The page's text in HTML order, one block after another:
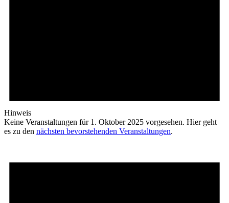
Hinweis
Keine Veranstaltungen für 1. Oktober 2025 vorgesehen. Hier geht
es zu den nächsten bevorstehenden Veranstaltungen.